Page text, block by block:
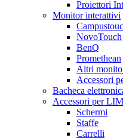
Proiettori
Monitor interattivi
NovoTouch
BenQ
Promethean
Altri
Accessori
Bacheca
Accessori per
Schermi
Staffe
Carrelli